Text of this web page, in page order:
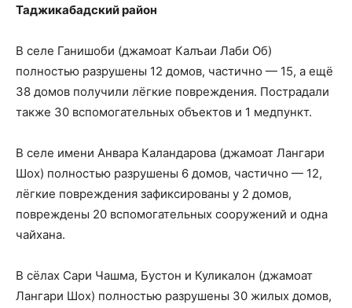
Таджикабадский район
В селе Ганишоби (джамоат Калъаи Лаби Об)
полностью разрушены 12 домов, частично — 15, а ещё
38 домов получили лёгкие повреждения. Пострадали
также 30 вспомогательных объектов и 1 медпункт.
В селе имени Анвара Каландарова (джамоат Лангари
Шох) полностью разрушены 6 домов, частично — 12,
лёгкие повреждения зафиксированы у 2 домов,
повреждены 20 вспомогательных сооружений и одна
чайхана.
В сёлах Сари Чашма, Бустон и Куликалон (джамоат
Лангари Шох) полностью разрушены 30 жилых домов,